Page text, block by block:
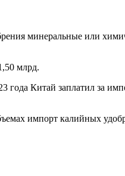
минеральные или
млрд.
Китай заплатил за
импорт калийных